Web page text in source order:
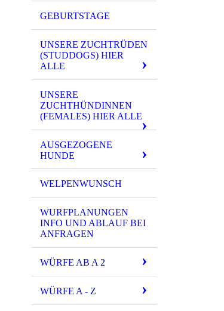
GEBURTSTAGE
UNSERE ZUCHTRÜDEN
(STUDDOGS) HIER
ALLE
UNSERE
ZUCHTHÜNDINNEN
(FEMALES) HIER ALLE
AUSGEZOGENE
HUNDE
WELPENWUNSCH
WURFPLANUNGEN
INFO UND ABLAUF BEI
ANFRAGEN
WÜRFE AB A 2
WÜRFE A - Z